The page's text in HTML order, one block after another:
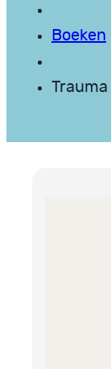
Boeken